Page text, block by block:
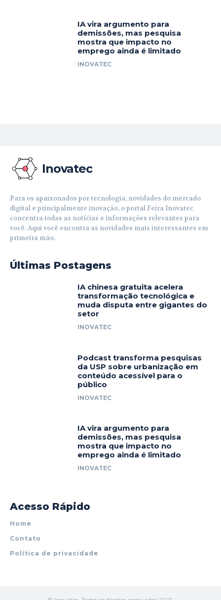
IA vira argumento para
demissões, mas pesquisa
mostra que impacto no
emprego ainda é limitado
INOVATEC
Inovatec
Para os apaixonados por tecnologia, novidades do mercado
digital e principalmente inovação, o portal Feira Inovatec
concentra todas as notícias e informações relevantes para
você. Aqui você encontra as novidades mais interessantes em
primeira mão.
Últimas Postagens
IA chinesa gratuita acelera
transformação tecnológica e
muda disputa entre gigantes do
setor
INOVATEC
Podcast transforma pesquisas
da USP sobre urbanização em
conteúdo acessível para o
público
INOVATEC
IA vira argumento para
demissões, mas pesquisa
mostra que impacto no
emprego ainda é limitado
INOVATEC
Acesso Rápido
Home
Contato
Política de privacidade